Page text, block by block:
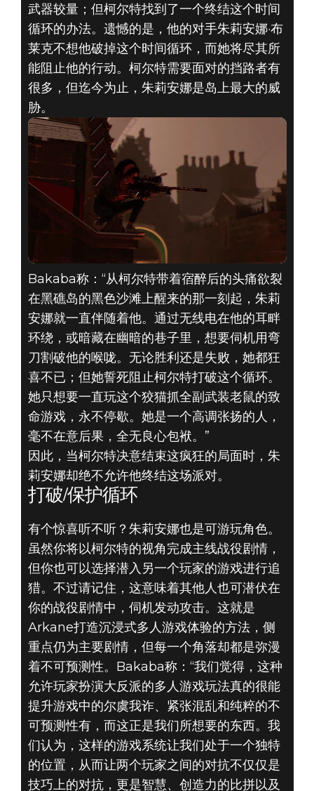
武器较量；但柯尔特找到了一个终结这个时间
循环的办法。遗憾的是，他的对手朱莉安娜·布
莱克不想他破掉这个时间循环，而她将尽其所
能阻止他的行动。柯尔特需要面对的挡路者有
很多，但迄今为止，朱莉安娜是岛上最大的威
胁。
Bakaba称：“从柯尔特带着宿醉后的头痛欲裂
在黑礁岛的黑色沙滩上醒来的那一刻起，朱莉
安娜就一直伴随着他。通过无线电在他的耳畔
环绕，或暗藏在幽暗的巷子里，想要伺机用弯
刀割破他的喉咙。无论胜利还是失败，她都狂
喜不已；但她誓死阻止柯尔特打破这个循环。
她只想要一直玩这个狡猫抓全副武装老鼠的致
命游戏，永不停歇。她是一个高调张扬的人，
毫不在意后果，全无良心包袱。”
因此，当柯尔特决意结束这疯狂的局面时，朱
莉安娜却绝不允许他终结这场派对。
打破/保护循环
有个惊喜听不听？朱莉安娜也是可游玩角色。
虽然你将以柯尔特的视角完成主线战役剧情，
但你也可以选择潜入另一个玩家的游戏进行追
猎。不过请记住，这意味着其他人也可潜伏在
你的战役剧情中，伺机发动攻击。这就是
Arkane打造沉浸式多人游戏体验的方法，侧
重点仍为主要剧情，但每一个角落却都是弥漫
着不可预测性。Bakaba称：“我们觉得，这种
允许玩家扮演大反派的多人游戏玩法真的很能
提升游戏中的尔虞我诈、紧张混乱和纯粹的不
可预测性有，而这正是我们所想要的东西。我
们认为，这样的游戏系统让我们处于一个独特
的位置，从而让两个玩家之间的对抗不仅仅是
技巧上的对抗，更是智慧、创造力的比拼以及